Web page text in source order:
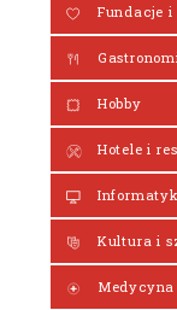
Fundacje i
Hobby
Hotele i
Kultura i
Medycyna